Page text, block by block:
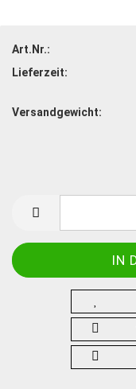
Art.Nr.:
Lieferzeit:
Versandgewicht: